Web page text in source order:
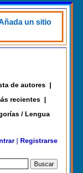
un sitio
de autores |
recientes |
/ Lengua
| Registrarse